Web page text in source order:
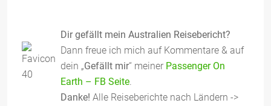
Dir gefällt mein Australien Reisebericht?
Dann freue ich mich auf Kommentare & auf
dein „Gefällt mir“ meiner Passenger On
Earth – FB Seite
Danke! Alle Reiseberichte nach Ländern ->